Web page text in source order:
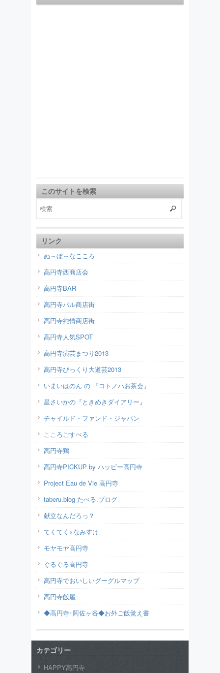
このサイトを検索
リンク
ぬ～ぼ～なこころ
高円寺西商店会
高円寺BAR
高円寺パル商店街
高円寺純情商店街
高円寺人気SPOT
高円寺演芸まつり2013
高円寺びっくり大道芸2013
いまいはのん の 『コトノハお茶会』
星さいかの『ときめきダイアリー』
チャイルド・ファンド・ジャパン
こころごすぺる
高円寺鶏
高円寺PICKUP by ハッピー高円寺
Project Eau de Vie 高円寺
taberu.blog たべる.ブログ
献立なんだろっ？
てくてく×なみすけ
モヤモヤ高円寺
ぐるぐる高円寺
高円寺でおいしいグーグルマップ
高円寺飯屋
◆高円寺･阿佐ヶ谷◆お外ご飯覚え書
カテゴリー
HAPPY高円寺